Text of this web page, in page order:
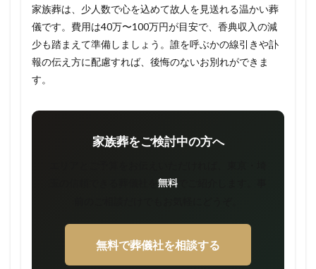
家族葬は、少人数で心を込めて故人を見送れる温かい葬
儀です。費用は40万〜100万円が目安で、香典収入の減
少も踏まえて準備しましょう。誰を呼ぶかの線引きや訃
報の伝え方に配慮すれば、後悔のないお別れができま
す。
家族葬をご検討中の方へ
無料
無料で葬儀社を相談する